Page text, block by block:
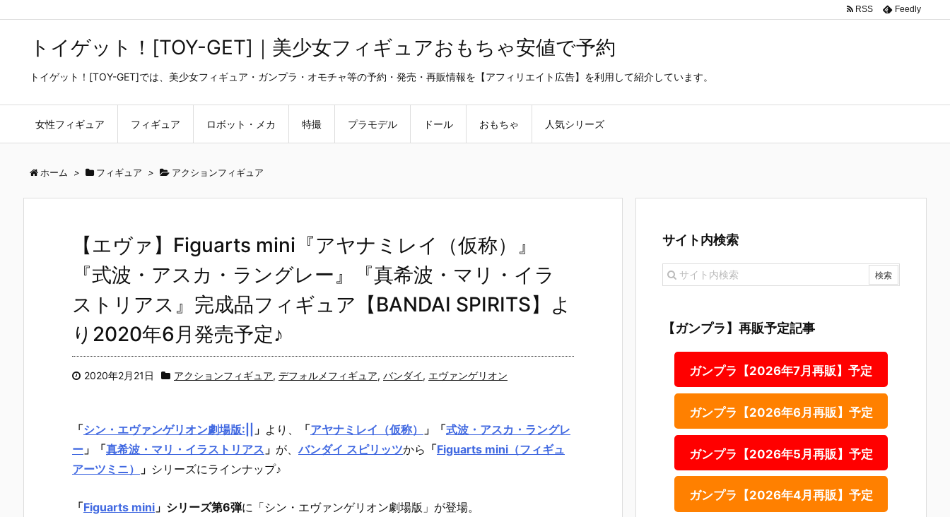
トイゲット！[TOY-GET]｜美少女フィギュアおもちゃ安値で予約
トイゲット！[TOY-GET]では、美少女フィギュア・ガンプラ・オモチャ等の予約・発売・再販情報を【アフィリエイト広告】を利用して紹介しています。
女性フィギュア フィギュア ロボット・メカ 特撮 プラモデル ドール おもちゃ 人気シリーズ
RSS Feedly
ホーム > フィギュア > アクションフィギュア
【エヴァ】Figuarts mini『アヤナミレイ（仮称）』
『式波・アスカ・ラングレー』『真希波・マリ・イラ
ストリアス』完成品フィギュア【BANDAI SPIRITS】よ
り2020年6月発売予定♪
2020年2月21日 アクションフィギュア, デフォルメフィギュア, バンダイ, エヴァンゲリオン
「シン・エヴァンゲリオン劇場版:|| 」 より、 「アヤナミレイ（仮称） 」「式波・アスカ・ラングレ
ー 」 「真希波・マリ・イラストリアス 」 が、バンダイ スピリッツから 「Figuarts mini（フィギュ
アーツミニ）
」 シリーズにラインナップ♪
「Figuarts mini 」シリーズ第6弾に「シン・エヴァンゲリオン劇場版」が登場。
サイト内検索
【ガンプラ】再販予定記事
ガンプラ【2026年7月再販】予定
ガンプラ【2026年6月再販】予定
ガンプラ【2026年5月再販】予定
ガンプラ【2026年4月再販】予定